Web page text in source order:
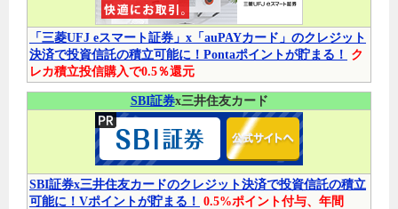
「三菱UFJ eスマート証券」x「auPAYカード」のクレジット
決済で投資信託の積立可能に！Pontaポイントが貯まる！
ク
レカ積立投信購入で0.5％還元
SBI証券x三井住友カード
SBI証券x三井住友カードのクレジット決済で投資信託の積立
可能に！Vポイントが貯まる！ 0.5%ポイント付与、年間